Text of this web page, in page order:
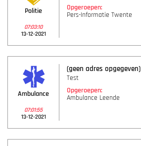
Politie
07:03:10
13-12-2021
Opgeroepen:
Pers-Informatie Twente
Ambulance
07:01:55
13-12-2021
(geen adres opgegeven)
Test
Opgeroepen:
Ambulance Leende